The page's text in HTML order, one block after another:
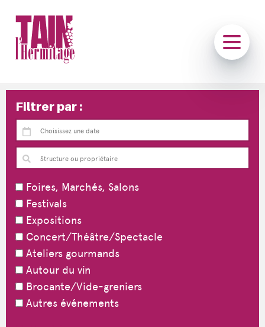
Filtrer par :
Foires, Marchés, Salons
Festivals
Expositions
Concert/Théâtre/Spectacle
Ateliers gourmands
Autour du vin
Brocante/Vide-greniers
Autres événements